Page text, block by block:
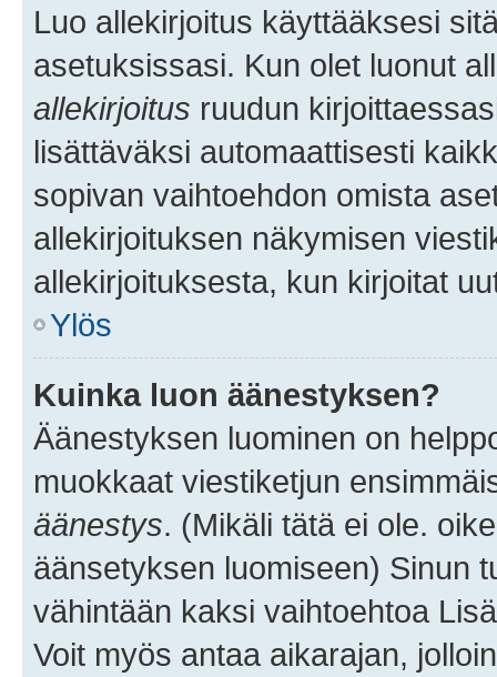
Luo allekirjoitus käyttääksesi
asetuksissasi. Kun olet luonut
allekirjoitus ruudun
lisättäväksi automaattisesti
sopivan vaihtoehdon omista
allekirjoituksen näkymisen
allekirjoituksesta, kun kirjoitat
Ylös
Kuinka luon äänestyksen?
Äänestyksen luominen on
muokkaat viestiketjun
äänestys. (Mikäli tätä ei ole.
äänsetyksen luomiseen) Sinun
vähintään kaksi vaihtoehtoa
Voit myös antaa aikarajan,